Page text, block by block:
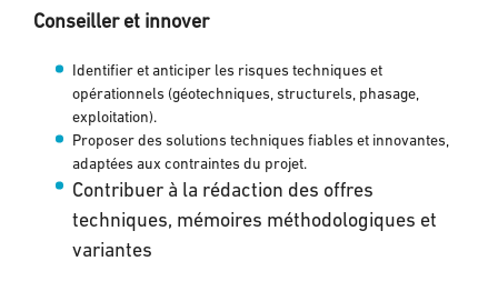
Conseiller et innover
Identifier et anticiper les risques techniques et
opérationnels (géotechniques, structurels, phasage,
exploitation).
Proposer des solutions techniques fiables et innovantes,
adaptées aux contraintes du projet.
Contribuer à la rédaction des offres
techniques, mémoires méthodologiques et
variantes